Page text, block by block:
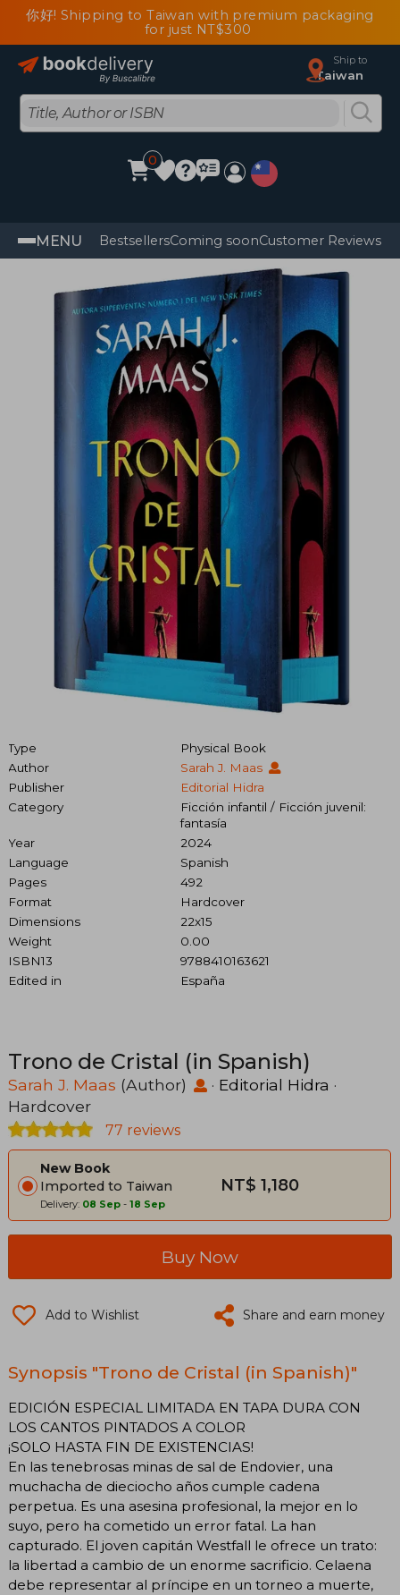
你好! Shipping to Taiwan with premium packaging
for just NT$300
Ship to
Taiwan
0
MENU BestsellersComing soonCustomer Reviews
Type
Physical Book
Author
Sarah J. Maas
Publisher
Editorial Hidra
Category
Ficción infantil / Ficción juvenil:
fantasía
Year
2024
Language
Spanish
Pages
492
Format
Hardcover
Dimensions
22x15
Weight
0.00
ISBN13
9788410163621
Edited in
España
Trono de Cristal (in Spanish)
Sarah J. Maas (Author) · Editorial Hidra ·
Hardcover
77 reviews
New Book
Imported to Taiwan
Delivery: 08 Sep - 18 Sep
NT$ 1,180
Buy Now
Add to Wishlist Share and earn money
Synopsis "Trono de Cristal (in Spanish)"
EDICIÓN ESPECIAL LIMITADA EN TAPA DURA CON
LOS CANTOS PINTADOS A COLOR
¡SOLO HASTA FIN DE EXISTENCIAS!
En las tenebrosas minas de sal de Endovier, una
muchacha de dieciocho años cumple cadena
perpetua. Es una asesina profesional, la mejor en lo
suyo, pero ha cometido un error fatal. La han
capturado. El joven capitán Westfall le ofrece un trato:
la libertad a cambio de un enorme sacrificio. Celaena
debe representar al príncipe en un torneo a muerte,